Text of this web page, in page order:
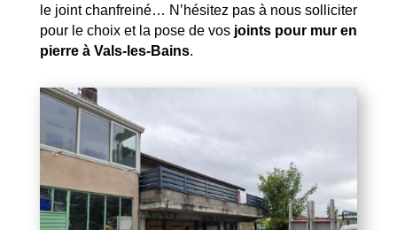
le joint chanfreiné… N’hésitez pas à nous solliciter
pour le choix et la pose de vos joints pour mur en
pierre à Vals-les-Bains.